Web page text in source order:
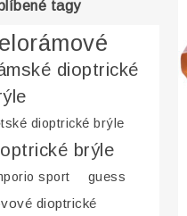
tagy
dioptrické
dioptrické brýle
brýle
sport guess
dioptrické